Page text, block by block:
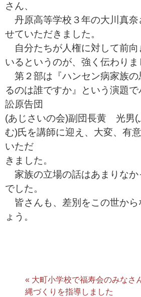
さん、
丹原高等学校３年の大川真奈
せていただきました。
自分たちが人権に対して前向
いるというのが、強く伝わりま
第２部は『ハンセン病家族
るのは誰ですか』という演題
訟原告団
(あじさいの会)副団長黄 光男
む)氏を講師に迎え、大変、有
いただ
きました。
家族の立場の話はあまりなか
でした。
皆さんも、差別をこの世から
ょう。
« 大町小学校で福寿会のみなさ
縄づくりを指導しました